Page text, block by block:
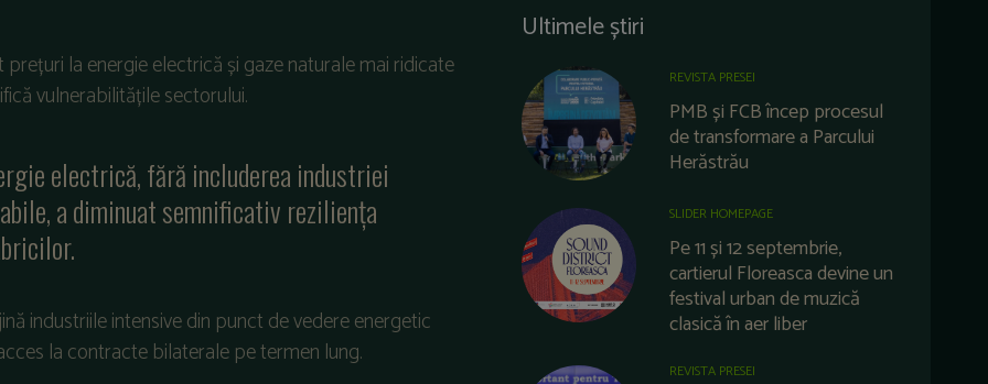
la energie electrică și gaze naturale mai ridicate
vulnerabilitățile sectorului.
electrică, fără includerea industriei
a diminuat semnificativ reziliența
industriile intensive din punct de vedere energetic
la contracte bilaterale pe termen lung.
Ultimele știri
REVISTA PRESEI
PMB și FCB încep procesul
de transformare a Parcului
Herăstrău
SLIDER HOMEPAGE
Pe 11 și 12 septembrie,
cartierul Floreasca devine un
festival urban de muzică
clasică în aer liber
REVISTA PRESEI